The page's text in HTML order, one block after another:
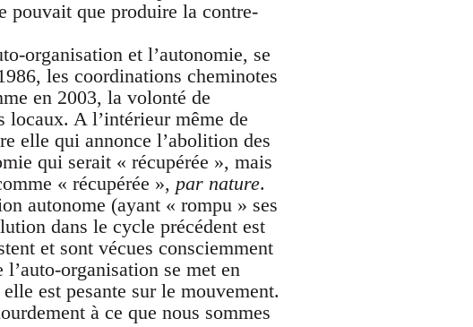
pouvait que produire la contre-
organisation et l’autonomie, se
les coordinations cheminotes
en 2003, la volonté de
A l’intérieur même de
elle qui annonce l’abolition des
qui serait « récupérée », mais
« récupérée », par nature.
autonome (ayant « rompu » ses
dans le cycle précédent est
et sont vécues consciemment
organisation se met en
est pesante sur le mouvement.
à ce que nous sommes